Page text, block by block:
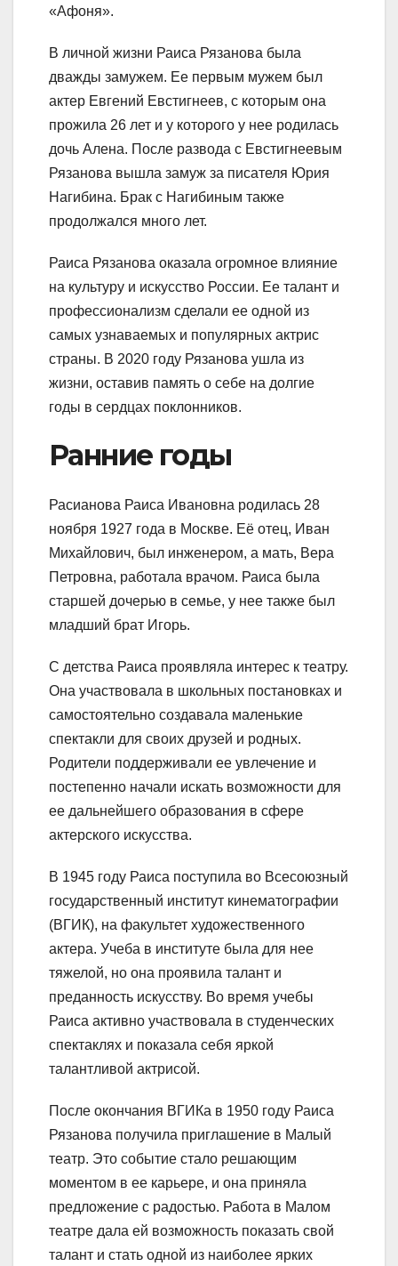
«Афоня».
В личной жизни Раиса Рязанова была
дважды замужем. Ее первым мужем был
актер Евгений Евстигнеев, с которым она
прожила 26 лет и у которого у нее родилась
дочь Алена. После развода с Евстигнеевым
Рязанова вышла замуж за писателя Юрия
Нагибина. Брак с Нагибиным также
продолжался много лет.
Раиса Рязанова оказала огромное влияние
на культуру и искусство России. Ее талант и
профессионализм сделали ее одной из
самых узнаваемых и популярных актрис
страны. В 2020 году Рязанова ушла из
жизни, оставив память о себе на долгие
годы в сердцах поклонников.
Ранние годы
Расианова Раиса Ивановна родилась 28
ноября 1927 года в Москве. Её отец, Иван
Михайлович, был инженером, а мать, Вера
Петровна, работала врачом. Раиса была
старшей дочерью в семье, у нее также был
младший брат Игорь.
С детства Раиса проявляла интерес к театру.
Она участвовала в школьных постановках и
самостоятельно создавала маленькие
спектакли для своих друзей и родных.
Родители поддерживали ее увлечение и
постепенно начали искать возможности для
ее дальнейшего образования в сфере
актерского искусства.
В 1945 году Раиса поступила во Всесоюзный
государственный институт кинематографии
(ВГИК), на факультет художественного
актера. Учеба в институте была для нее
тяжелой, но она проявила талант и
преданность искусству. Во время учебы
Раиса активно участвовала в студенческих
спектаклях и показала себя яркой
талантливой актрисой.
После окончания ВГИКа в 1950 году Раиса
Рязанова получила приглашение в Малый
театр. Это событие стало решающим
моментом в ее карьере, и она приняла
предложение с радостью. Работа в Малом
театре дала ей возможность показать свой
талант и стать одной из наиболее ярких